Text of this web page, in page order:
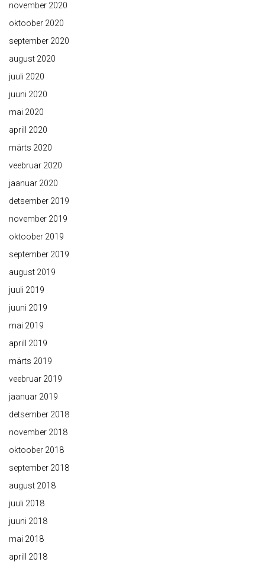
november 2020
oktoober 2020
september 2020
august 2020
juuli 2020
juuni 2020
mai 2020
aprill 2020
märts 2020
veebruar 2020
jaanuar 2020
detsember 2019
november 2019
oktoober 2019
september 2019
august 2019
juuli 2019
juuni 2019
mai 2019
aprill 2019
märts 2019
veebruar 2019
jaanuar 2019
detsember 2018
november 2018
oktoober 2018
september 2018
august 2018
juuli 2018
juuni 2018
mai 2018
aprill 2018